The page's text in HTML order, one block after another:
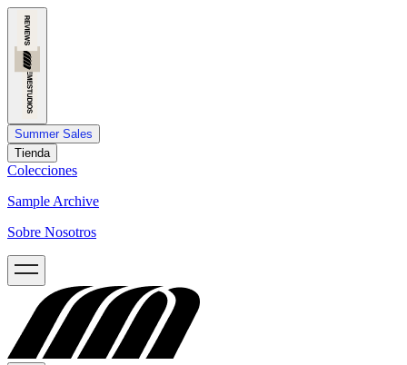
Summer Sales
Tienda
Colecciones
Sample Archive
Sobre Nosotros